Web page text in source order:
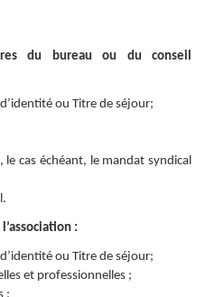
du bureau ou du conseil
ou Titre de séjour;
cas échéant, le mandat syndical
:
ou Titre de séjour;
et professionnelles ;
;